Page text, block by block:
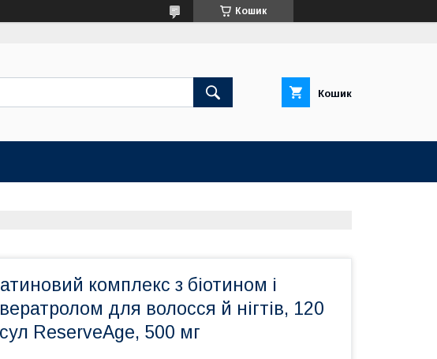
Кошик
Кошик
комплекс з біотином і
для волосся й нігтів, 120
ReserveAge, 500 мг